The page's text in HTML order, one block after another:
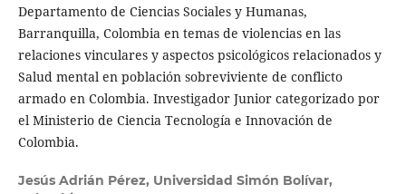
Departamento de Ciencias Sociales y Humanas,
Barranquilla, Colombia en temas de violencias en las
relaciones vinculares y aspectos psicológicos relacionados y
Salud mental en población sobreviviente de conflicto
armado en Colombia. Investigador Junior categorizado por
el Ministerio de Ciencia Tecnología e Innovación de
Colombia.
Jesús Adrián Pérez, Universidad Simón Bolívar,